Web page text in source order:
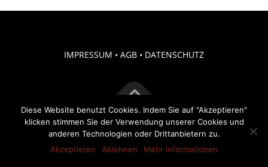
IMPRESSUM • AGB • DATENSCHUTZ
Copyright © 2026 Thomas Ruhl • Photo-Based Artworks
OnePressTheme von FameThemes
Diese Website benutzt Cookies. Indem Sie auf "Akzeptieren"
klicken stimmen Sie der Verwendung unserer Cookies und
anderen Technologien oder Drittanbietern zu.
Akzeptieren
Ablehnen Mehr Informationen